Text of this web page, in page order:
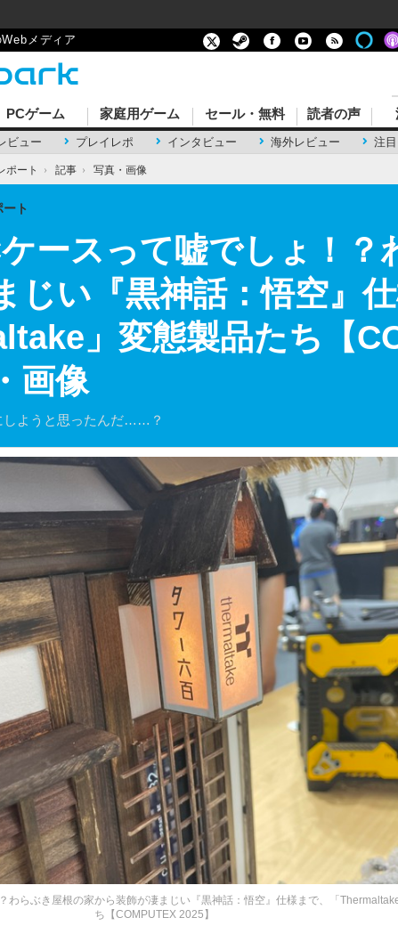
メディア
ビュー プレイレポ インタビュー 海外レビュー 注
PCゲーム 家庭用ゲーム セール・無料 読者の声
ポート › 記事 › 写真・画像
ースって嘘でしょ！？
じい『黒神話：悟空』仕
」変態製品たち【
画像
しようと思ったんだ……？
ト
わらぶき屋根の家から装飾が凄まじい『黒神話：悟空』仕様まで、「
ち【COMPUTEX 2025】